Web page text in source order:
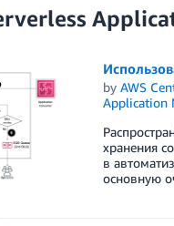
by AWS
Application
хранения
в
основную